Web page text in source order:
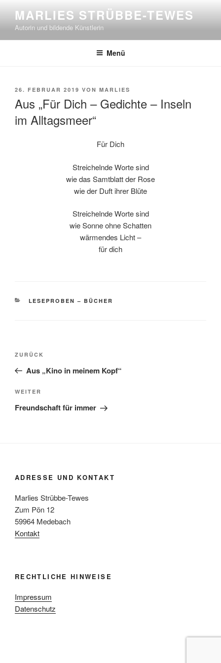
springen
MARLIES STRÜBBE-TEWES
Autorin und bildende Künstlerin
Menü
VERÖFFENTLICHT
26. FEBRUAR 2019 VON MARLIES
Aus „Für Dich – Gedichte – Inseln
im Alltagsmeer“
Für Dich
Streichelnde Worte sind
wie das Samtblatt der Rose
wie der Duft ihrer Blüte
Streichelnde Worte sind
wie Sonne ohne Schatten
wärmendes Licht –
für dich
KATEGORIEN
LESEPROBEN – BÜCHER
Beitragsnavigation
Vorheriger
Beitrag
ZURÜCK
Aus „Kino in meinem Kopf“
Nächster
Beitrag
WEITER
Freundschaft für immer
ADRESSE UND KONTAKT
Marlies Strübbe-Tewes
Zum Pön 12
59964 Medebach
Kontakt
RECHTLICHE HINWEISE
Impressum
Datenschutz